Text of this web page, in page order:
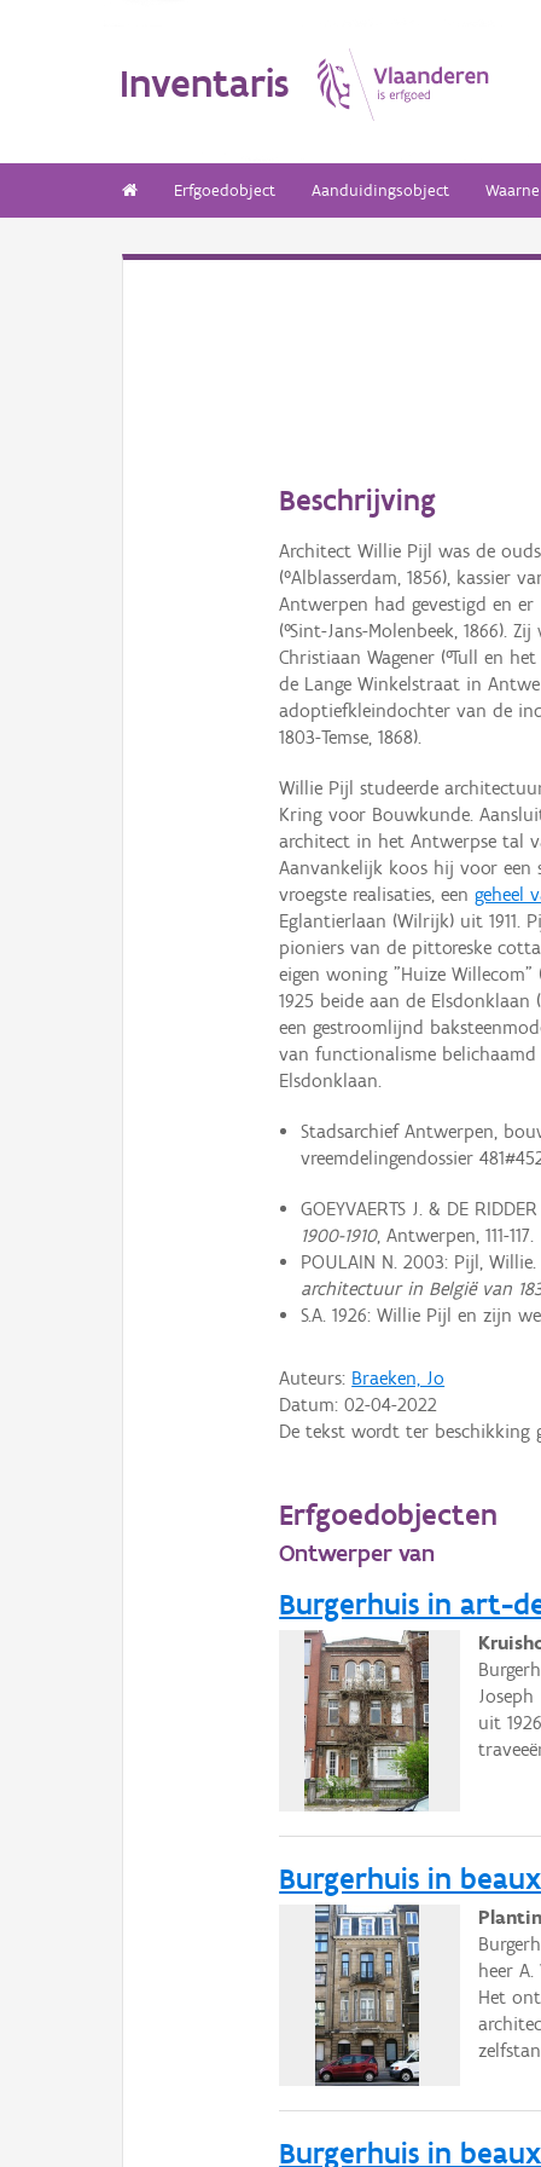
Inventaris
Erfgoedobject Aanduidingsobject
Beschrijving
Architect Willie Pijl was de
(°Alblasserdam, 1856), kassier
Antwerpen had gevestigd en er
(°Sint-Jans-Molenbeek, 1866).
Christiaan Wagener (°Tull en
de Lange Winkelstraat in
adoptiefkleindochter van de
1803-Temse, 1868).
Willie Pijl studeerde
Kring voor Bouwkunde.
architect in het Antwerpse tal
Aanvankelijk koos hij voor een
vroegste realisaties, eengeheel
Eglantierlaan (Wilrijk) uit 1911.
pioniers van de pittoreske
eigen woning "Huize Willecom"
1925 beide aan de
een gestroomlijnd
van functionalisme
Elsdonklaan.
Stadsarchief Antwerpen,
vreemdelingendossier
GOEYVAERTS J. & DE
1900-1910, Antwerpen, 111-117.
POULAIN N. 2003: Pijl,
architectuur in België van
S.A. 1926: Willie Pijl en zijn
Auteurs: Braeken, Jo
Datum:02-04-2022
De tekst wordt ter beschikking
Erfgoedobjecten
Ontwerper van
Burgerhuis in art-
uit
Burgerhuis in
heer
Het
Burgerhuis in